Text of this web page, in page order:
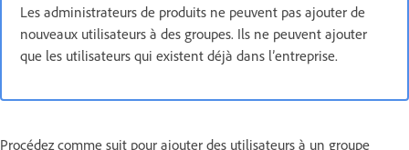
Les administrateurs de produits ne peuvent pas ajouter de
nouveaux utilisateurs à des groupes. Ils ne peuvent ajouter
que les utilisateurs qui existent déjà dans l’entreprise.
Procédez comme suit pour ajouter des utilisateurs à un groupe